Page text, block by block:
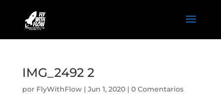
IMG_2492 2
por FlyWithFlow| Jun 1, 2020| 0 Comentarios